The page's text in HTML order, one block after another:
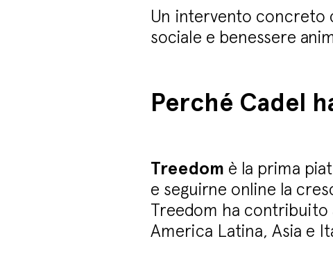
Un intervento concreto
sociale e benessere
Perché Cadel
Treedom è la prima
e seguirne online la
Treedom ha contribuito
America Latina, Asia e